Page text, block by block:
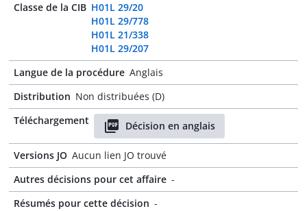
Classe de la CIB H01L 29/20
H01L 29/778
H01L 21/338
H01L 29/207
Langue de la procédure Anglais
Distribution Non distribuées (D)
Téléchargement
Décision en anglais
Versions JO Aucun lien JO trouvé
Autres décisions pour cet affaire -
Résumés pour cette décision -